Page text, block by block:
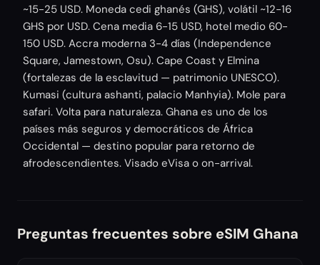
~15-25 USD. Moneda cedi ghanés (GHS), volátil ~12-16
GHS por USD. Cena media 6-15 USD, hotel medio 60-
150 USD. Accra moderna 3-4 días (Independence
Square, Jamestown, Osu). Cape Coast y Elmina
(fortalezas de la esclavitud — patrimonio UNESCO).
Kumasi (cultura ashanti, palacio Manhyia). Mole para
safari. Volta para naturaleza. Ghana es uno de los
países más seguros y democráticos de África
Occidental — destino popular para retorno de
afrodescendientes. Visado eVisa o on-arrival.
Preguntas frecuentes sobre eSIM Ghana